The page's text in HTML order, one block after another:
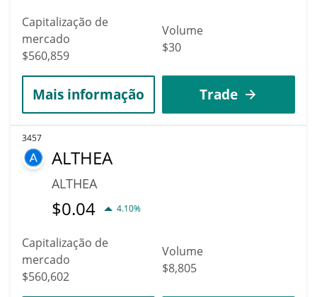
Capitalização de
mercado
$560,859
Volume
$30
Mais informação Trade
3457
ALTHEA
ALTHEA
$0.04 4.10%
Capitalização de
mercado
$560,602
Volume
$8,805